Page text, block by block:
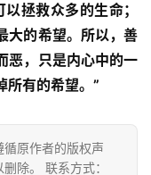
拯救众多的生命；
大的希望。所以，善
恶，只是内心中的一
所有的希望。”
原作者的版权声
除。 联系方式：